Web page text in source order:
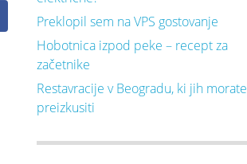
Preklopil sem na VPS gostovanje
Hobotnica izpod peke – recept za
začetnike
Restavracije v Beogradu, ki jih morate
preizkusiti